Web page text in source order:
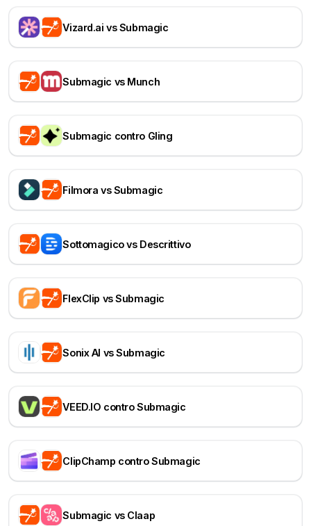
Vizard.ai vs Submagic
Submagic vs Munch
Submagic contro Gling
Filmora vs Submagic
Sottomagico vs Descrittivo
FlexClip vs Submagic
Sonix AI vs Submagic
VEED.IO contro Submagic
ClipChamp contro Submagic
Submagic vs Claap